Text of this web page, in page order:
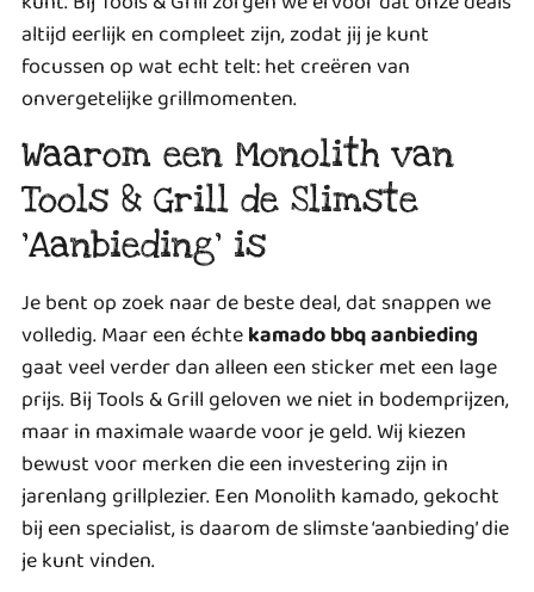
altijd eerlijk en compleet zijn, zodat jij je kunt
focussen op wat echt telt: het creëren van
onvergetelijke grillmomenten.
Waarom een Monolith van
Tools & Grill de Slimste
‘Aanbieding’ is
Je bent op zoek naar de beste deal, dat snappen we
volledig. Maar een échtekamado bbq aanbieding
gaat veel verder dan alleen een sticker met een lage
prijs. Bij Tools & Grill geloven we niet in bodemprijzen,
maar in maximale waarde voor je geld. Wij kiezen
bewust voor merken die een investering zijn in
jarenlang grillplezier. Een Monolith kamado, gekocht
bij een specialist, is daarom de slimste ‘aanbieding’ die
je kunt vinden.